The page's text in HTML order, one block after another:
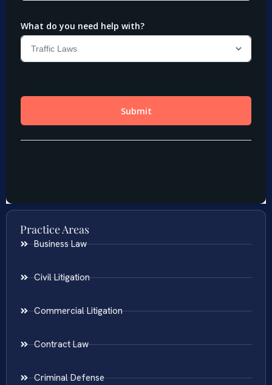
Practice Areas
Business Law
Civil Litigation
Commercial Litigation
Contract Law
Criminal Defense